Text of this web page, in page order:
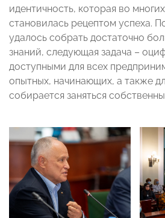
идентичность, которая во
становилась рецептом успеха.
удалось собрать достаточно
знаний, следующая задача –
доступными для всех
опытных, начинающих, а также
собирается заняться